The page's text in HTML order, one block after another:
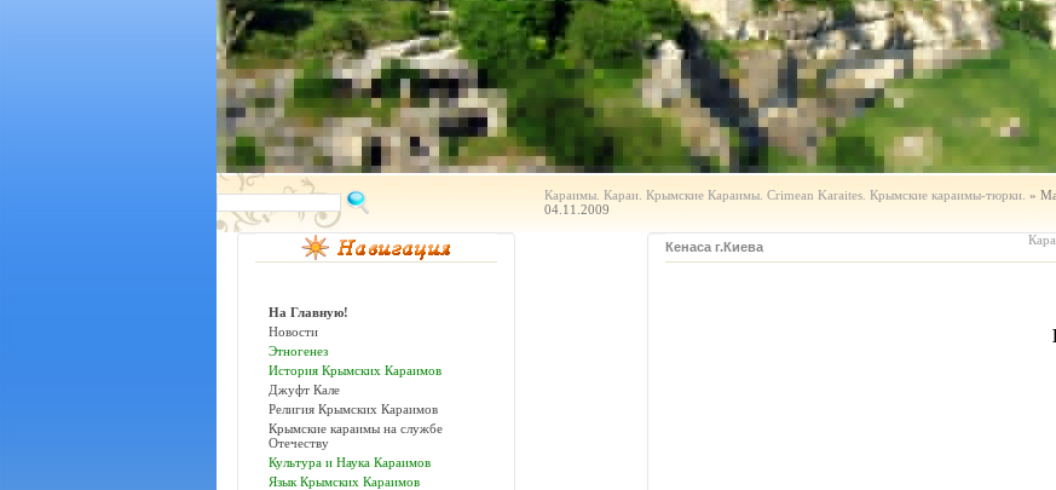
Караимы. Караи. Крымские Караимы. Crimean Karaites. Крымские караимы-тюрки. »
04.11.2009
На Главную!
Новости
Этногенез
История Крымских Караимов
Джуфт Кале
Религия Крымских Караимов
Крымские караимы на службе
Отечеству
Культура и Наука Караимов
Язык Крымских Караимов
Кенаса г.Киева